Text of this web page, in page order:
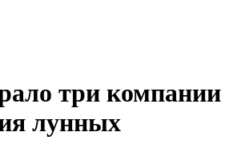
три компании
лунных